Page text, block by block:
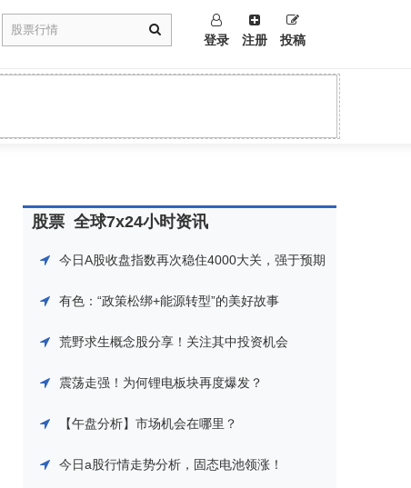
登录 注册 投稿
股票 全球7x24小时资讯
今日A股收盘指数再次稳住4000大关，强于预期
有色：“政策松绑+能源转型”的美好故事
荒野求生概念股分享！关注其中投资机会
震荡走强！为何锂电板块再度爆发？
【午盘分析】市场机会在哪里？
今日a股行情走势分析，固态电池领涨！